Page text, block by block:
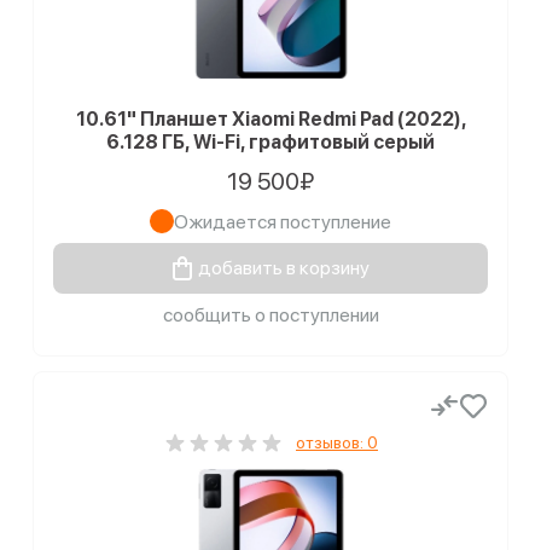
10.61" Планшет Xiaomi Redmi Pad (2022),
6.128 ГБ, Wi-Fi, графитовый серый
19 500₽
Ожидается поступление
добавить в корзину
сообщить о поступлении
отзывов: 0